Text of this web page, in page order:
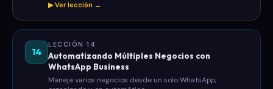
▶ Ver lección →
14
LECCIÓN 14
Automatizando Múltiples Negocios con
WhatsApp Business
Maneja varios negocios desde un solo WhatsApp,